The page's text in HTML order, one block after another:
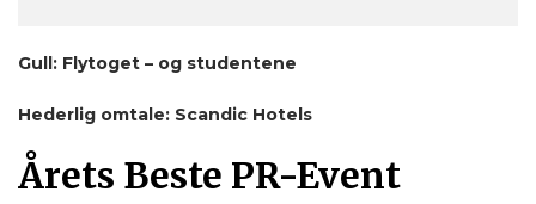
Gull: Flytoget – og studentene
Hederlig omtale: Scandic Hotels
Årets Beste PR-Event